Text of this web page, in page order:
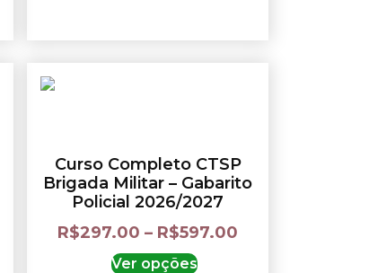
Curso Completo CTSP
Brigada Militar – Gabarito
Policial 2026/2027
R$297.00 – R$597.00
Ver opções